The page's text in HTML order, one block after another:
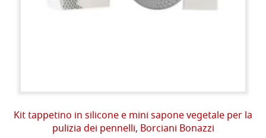
Kit tappetino in silicone e mini sapone vegetale per la
pulizia dei pennelli, Borciani Bonazzi